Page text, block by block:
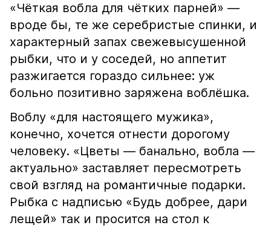
«Чёткая вобла для чётких парней» —
вроде бы, те же серебристые спинки, и
характерный запах свежевысушенной
рыбки, что и у соседей, но аппетит
разжигается гораздо сильнее: уж
больно позитивно заряжена воблёшка.
Воблу «для настоящего мужика»,
конечно, хочется отнести дорогому
человеку. «Цветы — банально, вобла —
актуально» заставляет пересмотреть
свой взгляд на романтичные подарки.
Рыбка с надписью «Будь добрее, дари
лещей» так и просится на стол к